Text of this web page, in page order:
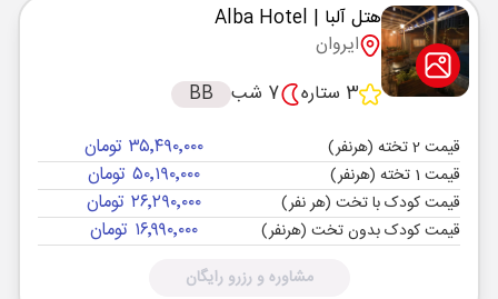
هتل آلبا | Alba Hotel
ایروان
3 ستاره
7 شب BB
قیمت 2 تخته (هرنفر) ۳۵٬۴۹۰٬۰۰۰ تومان
قیمت 1 تخته (هرنفر) ۵۰٬۱۹۰٬۰۰۰ تومان
قیمت کودک با تخت (هر نفر) ۲۶٬۲۹۰٬۰۰۰ تومان
قیمت کودک بدون تخت (هرنفر) ۱۶٬۹۹۰٬۰۰۰ تومان
مشاوره و رزرو رایگان